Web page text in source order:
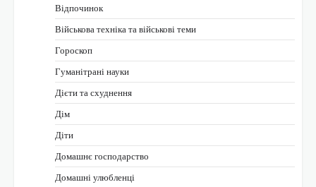
Відпочинок
Військова техніка та військові теми
Гороскоп
Гуманітрані науки
Дієти та схуднення
Дім
Діти
Домашнє господарство
Домашні улюбленці